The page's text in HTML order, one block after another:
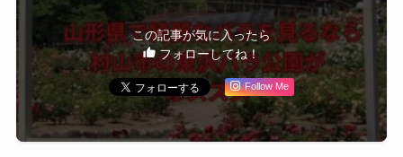
この記事が気に入ったら
フォローしてね！
Follow Me